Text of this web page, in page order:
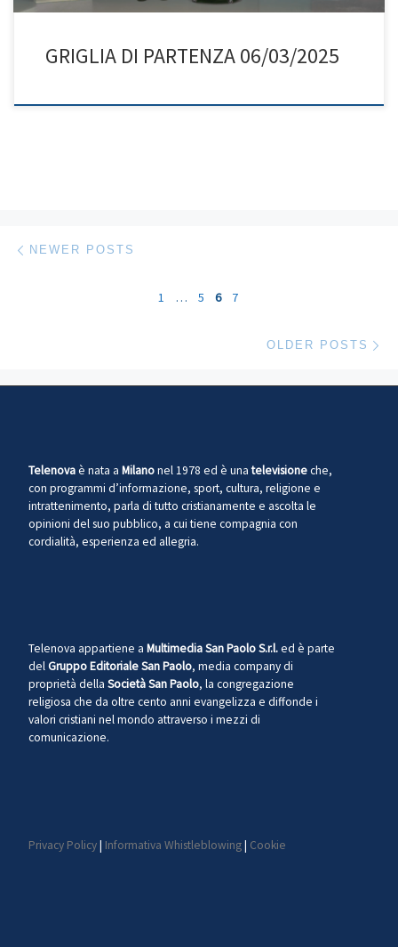
GRIGLIA DI PARTENZA 06/03/2025
Posts navigation
NEWER POSTS
1 … 5 6 7
OLDER POSTS
Telenovaè nata a Milanonel 1978 ed è unatelevisioneche,
con programmi d’informazione, sport, cultura, religione e
intrattenimento, parla di tutto cristianamente e ascolta le
opinioni del suo pubblico, a cui tiene compagnia con
cordialità, esperienza ed allegria.
Telenova appartiene a Multimedia San Paolo S.r.l.ed è parte
delGruppo Editoriale San Paolo, media company di
proprietà della Società San Paolo, la congregazione
religiosa che da oltre cento anni evangelizza e diffonde i
valori cristiani nel mondo attraverso i mezzi di
comunicazione.
Privacy Policy| Informativa Whistleblowing| Cookie